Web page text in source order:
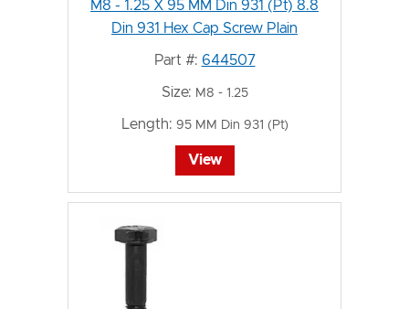
M8 - 1.25 X 95 MM Din 931 (Pt) 8.8
Din 931 Hex Cap Screw Plain
Part #: 644507
Size: M8 - 1.25
Length: 95 MM Din 931 (Pt)
View